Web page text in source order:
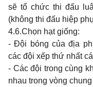
sẽ tổ chức thi đấu
(không thi đấu hiệp
4.6.Chọn hạt giống:
- Đội bóng của địa
các đội xếp thứ nhất
- Các đội trong cùng
nhau trong vòng chung